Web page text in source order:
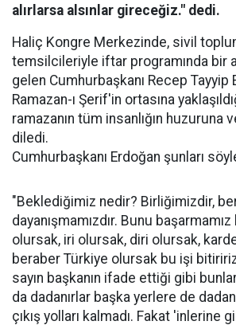
alırlarsa alsınlar gireceğiz." dedi.
Haliç Kongre Merkezinde, sivil
temsilcileriyle iftar programında bir
gelen Cumhurbaşkanı Recep Tayyip
Ramazan-ı Şerif'in ortasına
ramazanın tüm insanlığın huzuruna
diledi.
Cumhurbaşkanı Erdoğan şunları
"Beklediğimiz nedir? Birliğimizdir,
dayanışmamızdır. Bunu
olursak, iri olursak, diri olursak,
beraber Türkiye olursak bu işi
sayın başkanın ifade ettiği gibi
da dadanırlar başka yerlere de
çıkış yolları kalmadı. Fakat 'inlerine